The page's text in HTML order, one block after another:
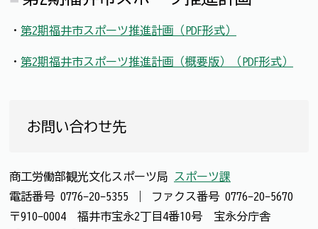
・ 第2期福井市スポーツ推進計画（PDF形式）
・ 第2期福井市スポーツ推進計画（概要版）（PDF形式）
お問い合わせ先
商工労働部観光文化スポーツ局
スポーツ課
電話番号 0776-20-5355 ファクス番号 0776-20-5670
〒910-0004 福井市宝永2丁目4番10号 宝永分庁舎